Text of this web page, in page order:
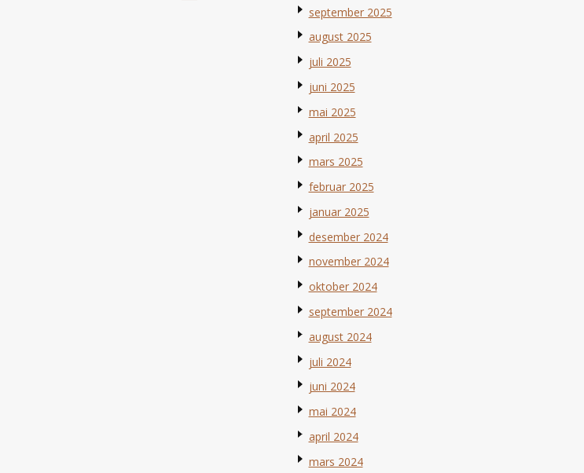
september 2025
august 2025
juli 2025
juni 2025
mai 2025
april 2025
mars 2025
februar 2025
januar 2025
desember 2024
november 2024
oktober 2024
september 2024
august 2024
juli 2024
juni 2024
mai 2024
april 2024
mars 2024